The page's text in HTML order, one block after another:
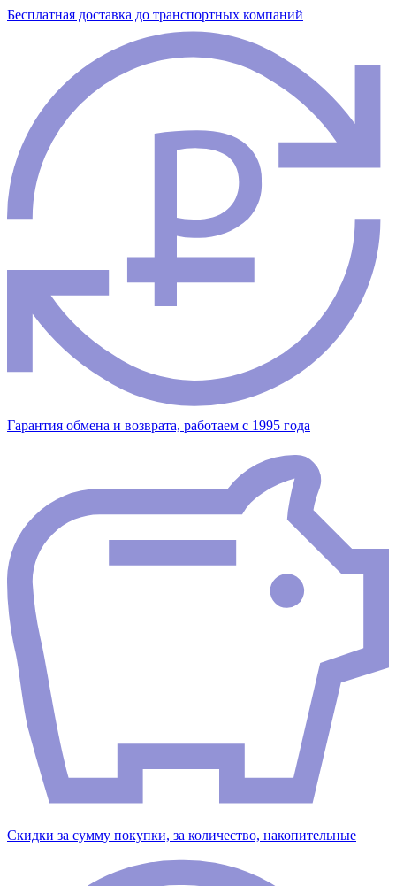
Бесплатная доставка до транспортных компаний
Гарантия обмена и возврата, работаем с 1995 года
Скидки за сумму покупки, за количество, накопительные